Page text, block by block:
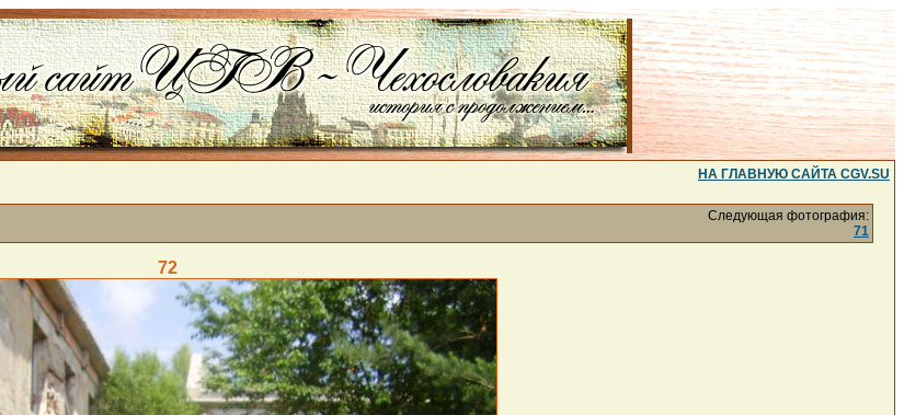
НА ГЛАВНУЮ САЙТА CGV.SU
Следующая фотография:
71
72